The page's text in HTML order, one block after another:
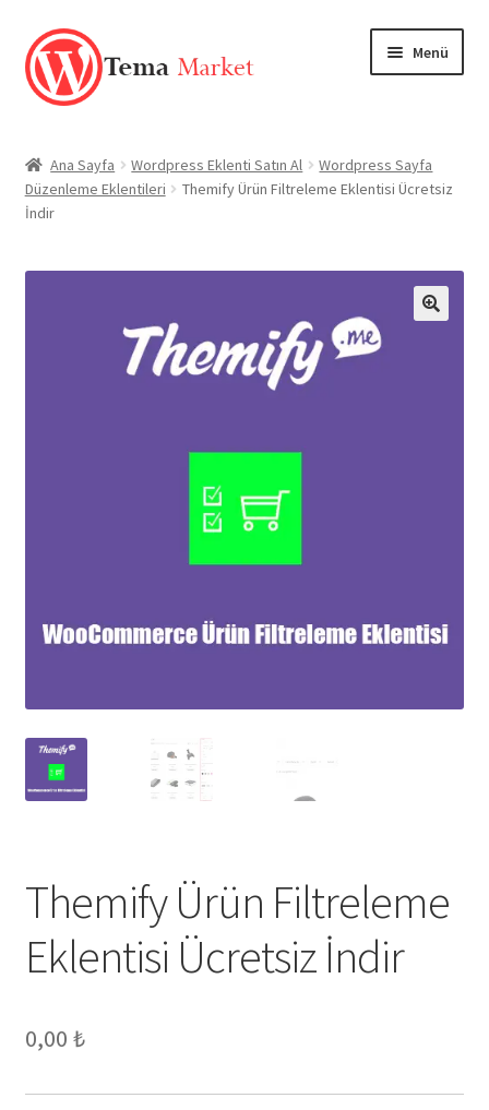
Dolaşıma
geç
İçeriğe
geç
Menü
Mağaza
Ana Sayfa Wordpress Eklenti Satın Al
Wordpress Sayfa
Düzenleme Eklentileri
Themify Ürün Filtreleme Eklentisi Ücretsiz
İndir
Themify Ürün Filtreleme
Eklentisi Ücretsiz İndir
0,00 ₺